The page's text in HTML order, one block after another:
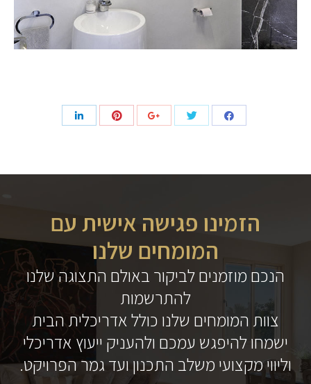
הזמינו פגישה אישית עם
המומחים שלנו
הנכם מוזמנים לביקור באולם התצוגה שלנו
להתרשמות
צוות המומחים שלנו כולל אדריכלית הבית
ישמחו להיפגש עמכם ולהעניק ייעוץ אדריכלי
וליווי מקצועי משלב התכנון ועד גמר הפרויקט.